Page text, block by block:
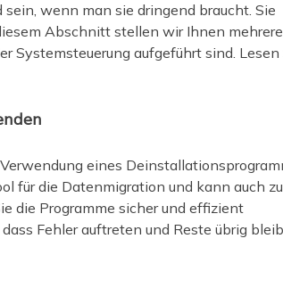
wenn man sie dringend braucht. Sie
Abschnitt stellen wir Ihnen mehrere
Systemsteuerung aufgeführt sind. Lesen
eines
für die Datenmigration und kann auch
die Programme sicher und effizient
Fehler auftreten und Reste übrig